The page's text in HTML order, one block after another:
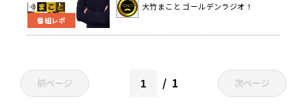
番組レポ
大竹まこと ゴールデンラジオ！
前ページ 1 次ページ